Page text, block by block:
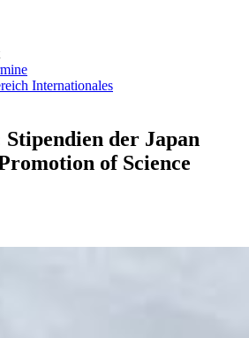
Internationales
der Japan
of Science